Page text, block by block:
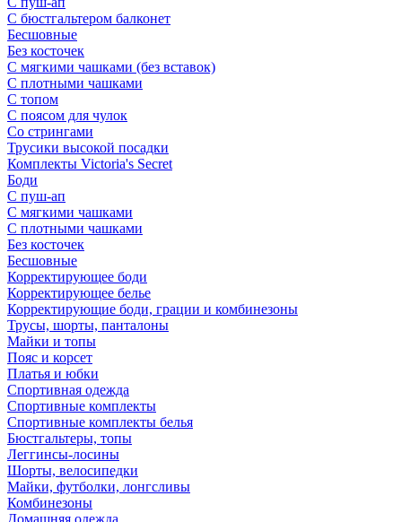
С бюстгальтером балконет
Бесшовные
Без косточек
С мягкими чашками (без вставок)
С плотными чашками
С топом
С поясом для чулок
Со стрингами
Трусики высокой посадки
Комплекты Victoria's Secret
Боди
С пуш-ап
С мягкими чашками
С плотными чашками
Без косточек
Бесшовные
Корректирующее боди
Корректирующее белье
Корректирующие боди, грации и комбинезоны
Трусы, шорты, панталоны
Майки и топы
Пояс и корсет
Платья и юбки
Спортивная одежда
Спортивные комплекты
Спортивные комплекты белья
Бюстгальтеры, топы
Леггинсы-лосины
Шорты, велосипедки
Майки, футболки, лонгсливы
Комбинезоны
Домашняя одежда